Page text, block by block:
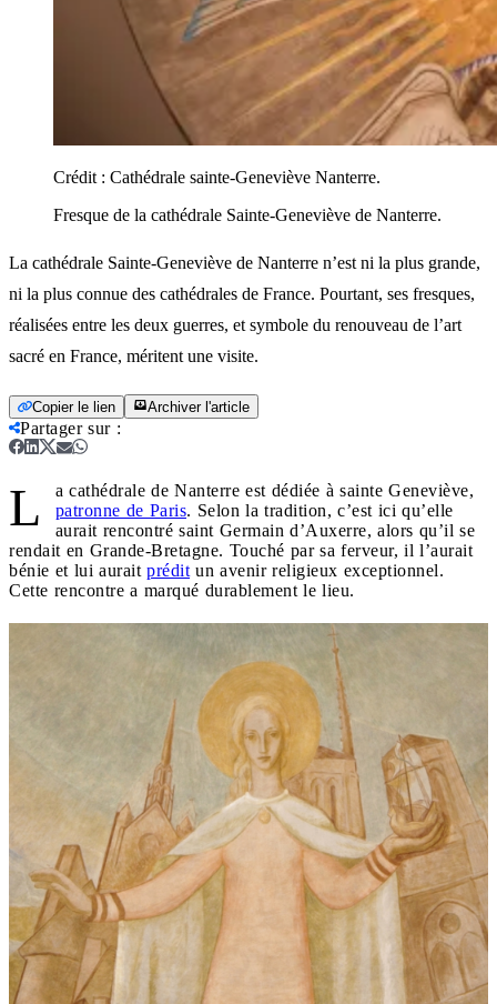
Crédit : Cathédrale sainte-Geneviève Nanterre.
Fresque de la cathédrale Sainte-Geneviève de Nanterre.
La cathédrale Sainte-Geneviève de Nanterre n’est ni la plus grande,
ni la plus connue des cathédrales de France. Pourtant, ses fresques,
réalisées entre les deux guerres, et symbole du renouveau de l’art
sacré en France, méritent une visite.
Copier le lien Archiver l'article
Partager sur:
L
a cathédrale de Nanterre est dédiée à sainte Geneviève,
patronne de Paris. Selon la tradition, c’est ici qu’elle
aurait rencontré saint Germain d’Auxerre, alors qu’il se
rendait en Grande-Bretagne. Touché par sa ferveur, il l’aurait
bénie et lui aurait prédit un avenir religieux exceptionnel.
Cette rencontre a marqué durablement le lieu.